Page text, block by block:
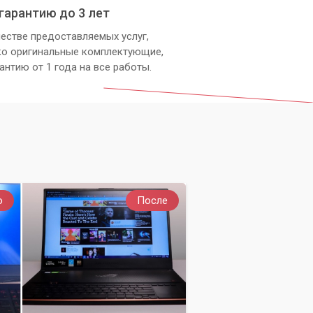
до 3 лет
предоставляемых услуг,
оригинальные комплектующие,
от 1 года на все работы.
После